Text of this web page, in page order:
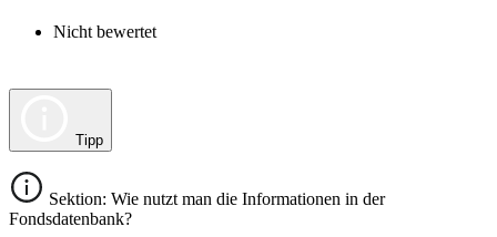
Nicht bewertet
Tipp
Sektion: Wie nutzt man die Informationen in der
Fondsdatenbank?